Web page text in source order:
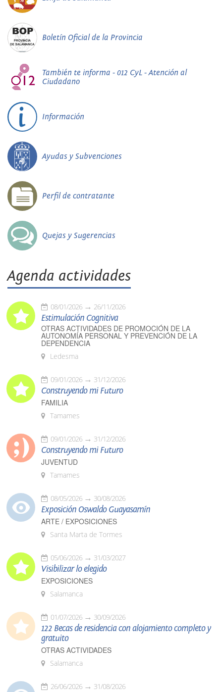
Boletín Oficial de la Provincia
También te informa - 012 CyL - Atención al
Ciudadano
Información
Ayudas y Subvenciones
Perfil de contratante
Quejas y Sugerencias
Agenda actividades
08/01/2026 26/11/2026
Estimulación Cognitiva
OTRAS ACTIVIDADES DE PROMOCIÓN DE LA
AUTONOMÍA PERSONAL Y PREVENCIÓN DE LA
DEPENDENCIA
Ledesma
09/01/2026 31/12/2026
Construyendo mi Futuro
FAMILIA
Tamames
09/01/2026 31/12/2026
Construyendo mi Futuro
JUVENTUD
Tamames
08/05/2026 30/08/2026
Exposición Oswaldo Guayasamín
ARTE / EXPOSICIONES
Santa Marta de Tormes
05/06/2026 31/03/2027
Visibilizar lo elegido
EXPOSICIONES
Salamanca
01/07/2026 30/09/2026
122 Becas de residencia con alojamiento completo y
gratuito
OTRAS ACTIVIDADES
Salamanca
26/06/2026 31/08/2026